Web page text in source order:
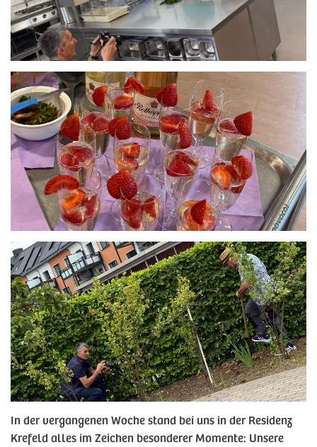
In der vergangenen Woche stand bei uns in der Residenz
Krefeld alles im Zeichen besonderer Momente: Unsere